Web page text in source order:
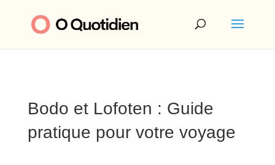
Bodo et Lofoten : Guide
pratique pour votre voyage